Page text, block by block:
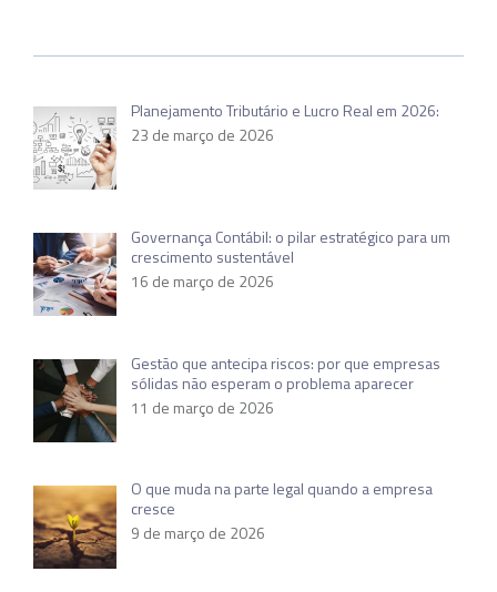
Planejamento Tributário e Lucro Real em 2026:
23 de março de 2026
Governança Contábil: o pilar estratégico para um
crescimento sustentável
16 de março de 2026
Gestão que antecipa riscos: por que empresas
sólidas não esperam o problema aparecer
11 de março de 2026
O que muda na parte legal quando a empresa
cresce
9 de março de 2026